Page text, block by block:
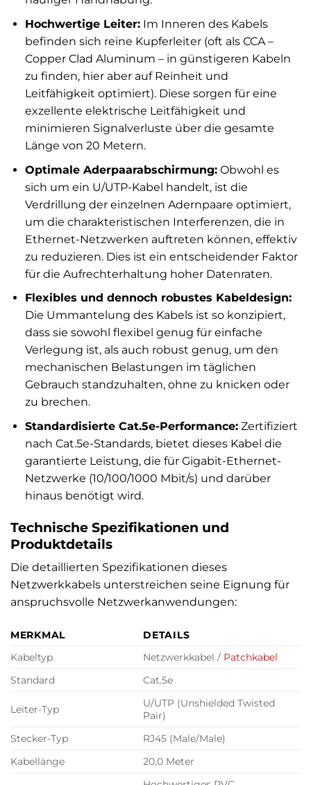
Hochwertige Leiter:Im Inneren des Kabels
befinden sich reine Kupferleiter (oft als CCA –
Copper Clad Aluminum – in günstigeren Kabeln
zu finden, hier aber auf Reinheit und
Leitfähigkeit optimiert). Diese sorgen für eine
exzellente elektrische Leitfähigkeit und
minimieren Signalverluste über die gesamte
Länge von 20 Metern.
Optimale Aderpaarabschirmung:Obwohl es
sich um ein U/UTP-Kabel handelt, ist die
Verdrillung der einzelnen Adernpaare optimiert,
um die charakteristischen Interferenzen, die in
Ethernet-Netzwerken auftreten können, effektiv
zu reduzieren. Dies ist ein entscheidender Faktor
für die Aufrechterhaltung hoher Datenraten.
Flexibles und dennoch robustes Kabeldesign:
Die Ummantelung des Kabels ist so konzipiert,
dass sie sowohl flexibel genug für einfache
Verlegung ist, als auch robust genug, um den
mechanischen Belastungen im täglichen
Gebrauch standzuhalten, ohne zu knicken oder
zu brechen.
Standardisierte Cat.5e-Performance:Zertifiziert
nach Cat.5e-Standards, bietet dieses Kabel die
garantierte Leistung, die für Gigabit-Ethernet-
Netzwerke (10/100/1000 Mbit/s) und darüber
hinaus benötigt wird.
Technische Spezifikationen und
Produktdetails
Die detaillierten Spezifikationen dieses
Netzwerkkabels unterstreichen seine Eignung für
anspruchsvolle Netzwerkanwendungen:
MERKMAL
DETAILS
Kabeltyp
Netzwerkkabel / Patchkabel
Standard
Cat.5e
Leiter-Typ
U/UTP (Unshielded Twisted
Pair)
Stecker-Typ
RJ45 (Male/Male)
Kabellänge
20,0 Meter